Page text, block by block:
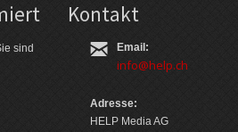
sind
Kontakt
Email:
info@help.ch
Adresse:
HELP Media AG